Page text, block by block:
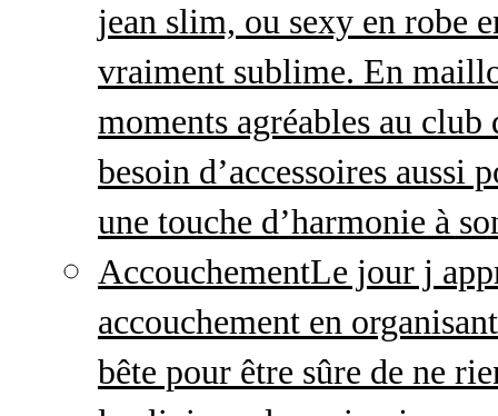
jean slim, ou sexy en robe
vraiment sublime. En
moments agréables au
besoin d’accessoires aussi
une touche d’harmonie à
AccouchementLe jour j
accouchement en
bête pour être sûre de ne